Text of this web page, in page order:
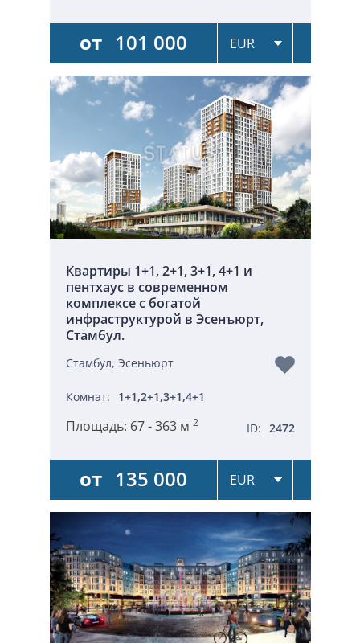
от 101 000
Квартиры 1+1, 2+1, 3+1, 4+1 и
пентхаус в современном
комплексе с богатой
инфраструктурой в Эсенъюрт,
Стамбул.
Стамбул, Эсеньюрт
Комнат: 1+1,2+1,3+1,4+1
Площадь: 67 - 363 м 2 ID: 2472
от 135 000